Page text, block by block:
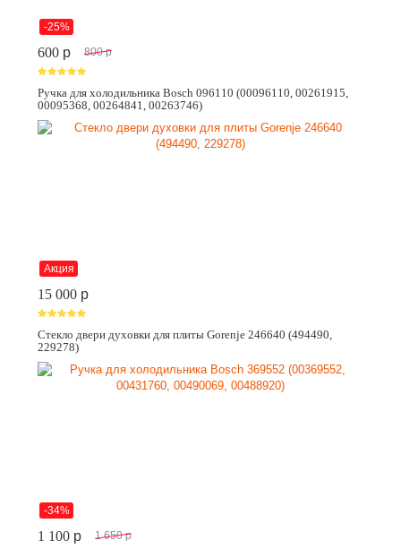
-25%
600 p 800 p
Ручка для холодильника Bosch 096110 (00096110, 00261915,
00095368, 00264841, 00263746)
Акция
15 000 p
Стекло двери духовки для плиты Gorenje 246640 (494490,
229278)
-34%
1 100 p 1 650 p